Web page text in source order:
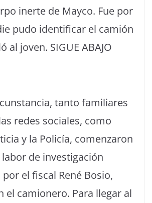
inerte de Mayco. Fue por
pudo identificar el camión
al joven. SIGUE ABAJO
tanto familiares
redes sociales, como
y la Policía, comenzaron
de investigación
el fiscal René Bosio,
el camionero. Para llegar al